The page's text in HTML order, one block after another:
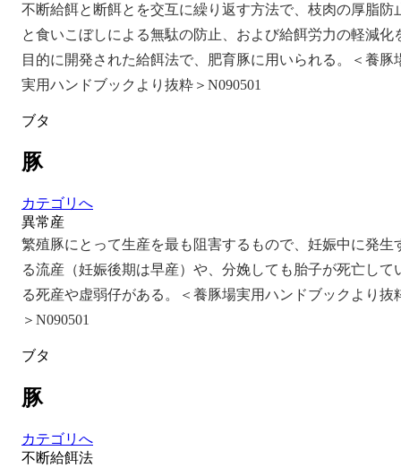
不断給餌と断餌とを交互に繰り返す方法で、枝肉の厚脂防
と食いこぼしによる無駄の防止、および給餌労力の軽減化
目的に開発された給餌法で、肥育豚に用いられる。＜養豚
実用ハンドブックより抜粋＞N090501
ブタ
豚
カテゴリへ
異常産
繁殖豚にとって生産を最も阻害するもので、妊娠中に発生
る流産（妊娠後期は早産）や、分娩しても胎子が死亡して
る死産や虚弱仔がある。＜養豚場実用ハンドブックより抜
＞N090501
ブタ
豚
カテゴリへ
不断給餌法